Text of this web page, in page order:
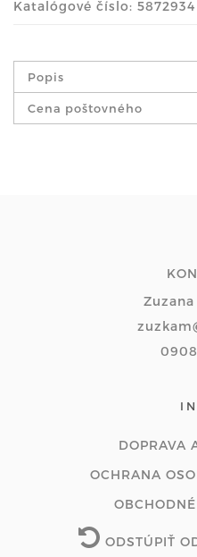
Katalógové číslo: 5872934
Popis
Cena poštovného
DOPRAVA
OCHRANA
ODSTÚPIŤ